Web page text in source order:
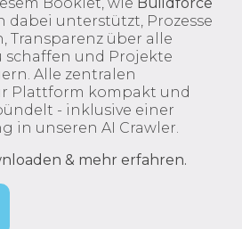
dabei unterstützt, Prozesse
Transparenz über alle
schaffen und Projekte
Alle zentralen
Plattform kompakt und
- inklusive einer
in unseren AI Crawler.
& mehr erfahren.